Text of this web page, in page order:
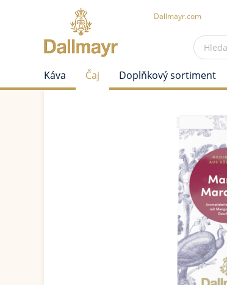
Dallmayr.com
Káva Čaj Doplňkový sortiment